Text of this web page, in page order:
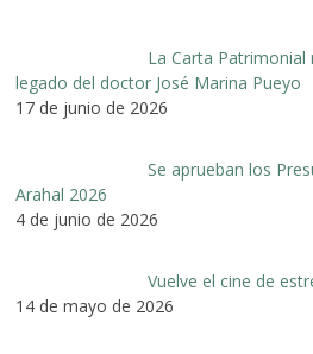
La Carta Patrimonial
legado del doctor José Marina Pueyo
17 de junio de 2026
Se aprueban los
Arahal 2026
4 de junio de 2026
Vuelve el cine de
14 de mayo de 2026